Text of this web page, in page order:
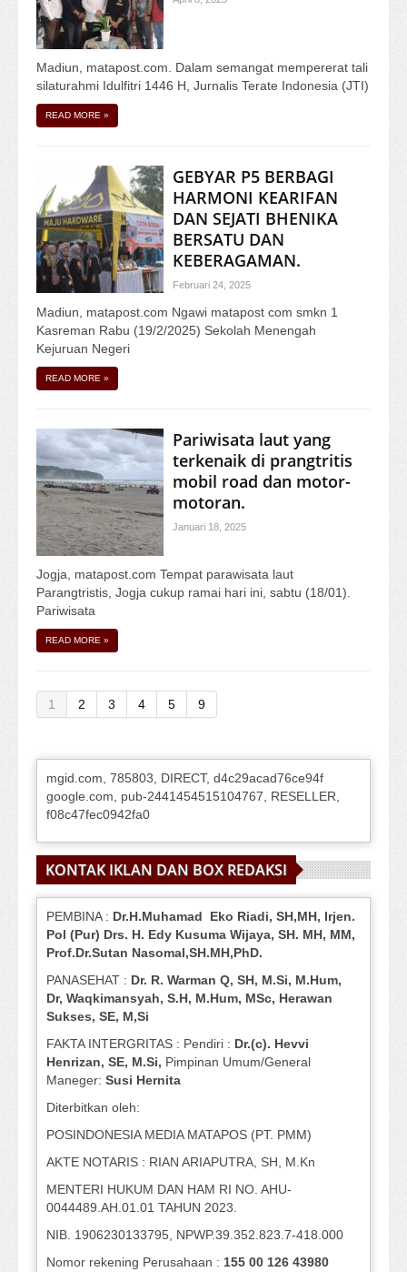
Madiun, matapost.com. Dalam semangat mempererat tali
silaturahmi Idulfitri 1446 H, Jurnalis Terate Indonesia (JTI)
READ MORE »
GEBYAR P5 BERBAGI
HARMONI KEARIFAN
DAN SEJATI BHENIKA
BERSATU DAN
KEBERAGAMAN.
Februari 24, 2025
Madiun, matapost.com Ngawi matapost com smkn 1
Kasreman Rabu (19/2/2025) Sekolah Menengah
Kejuruan Negeri
READ MORE »
Pariwisata laut yang
terkenaik di prangtritis
mobil road dan motor-
motoran.
Januari 18, 2025
Jogja, matapost.com Tempat parawisata laut
Parangtristis, Jogja cukup ramai hari ini, sabtu (18/01).
Pariwisata
READ MORE »
1 2 3 4 5 9
mgid.com, 785803, DIRECT, d4c29acad76ce94f
google.com, pub-2441454515104767, RESELLER,
f08c47fec0942fa0
KONTAK IKLAN DAN BOX REDAKSI
PEMBINA : Dr.H.Muhamad Eko Riadi, SH,MH, Irjen.
Pol (Pur) Drs. H. Edy Kusuma Wijaya, SH. MH, MM,
Prof.Dr.Sutan Nasomal,SH.MH,PhD.
PANASEHAT : Dr. R. Warman Q, SH, M.Si, M.Hum,
Dr, Waqkimansyah, S.H, M.Hum, MSc, Herawan
Sukses, SE, M,Si
FAKTA INTERGRITAS : Pendiri : Dr.(c). Hevvi
Henrizan, SE, M.Si, Pimpinan Umum/General
Maneger: Susi Hernita
Diterbitkan oleh:
POSINDONESIA MEDIA MATAPOS (PT. PMM)
AKTE NOTARIS : RIAN ARIAPUTRA, SH, M.Kn
MENTERI HUKUM DAN HAM RI NO. AHU-
0044489.AH.01.01 TAHUN 2023.
NIB. 1906230133795, NPWP.39.352.823.7-418.000
Nomor rekening Perusahaan : 155 00 126 43980